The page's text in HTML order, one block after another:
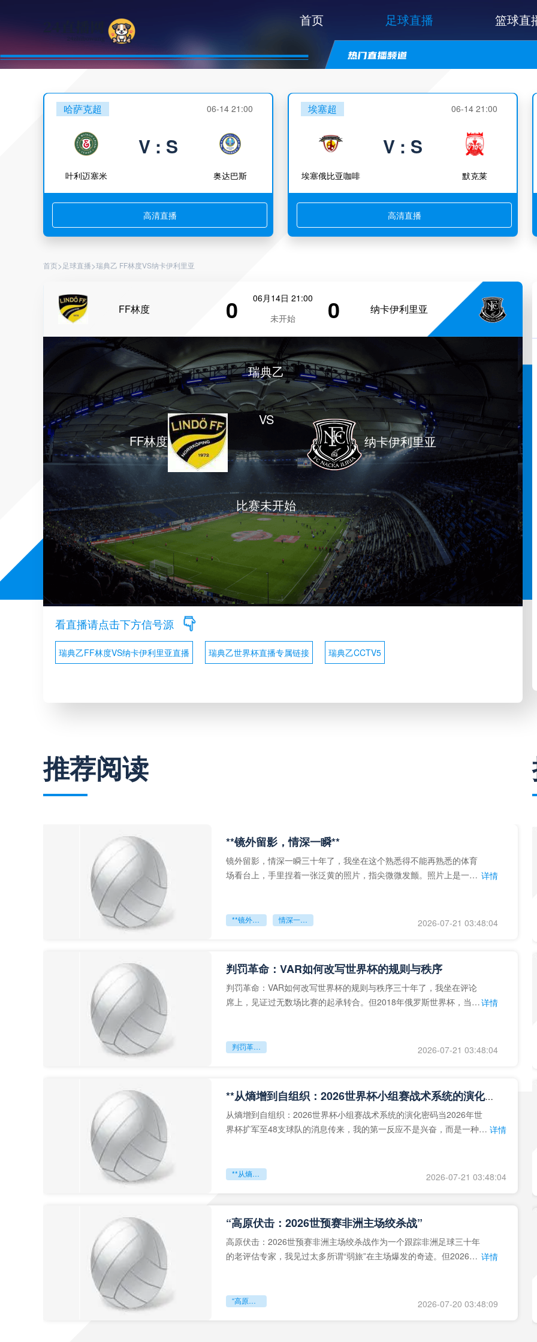
首页 足球直播 篮球直
哈萨克超 06-14 21:00
叶利迈塞米
V : S
奥达巴斯
高清直播
埃塞超 06-14 21:00
埃塞俄比亚咖啡
V : S
默克莱
高清直播
首页> 足球直播>瑞典乙 FF林度VS纳卡伊利里亚
FF林度 0
06月14日 21:00
未开始
0 纳卡伊利里亚
FF林度
瑞典乙
VS
比赛未开始
纳卡伊利里亚
看直播请点击下方信号源
瑞典乙FF林度VS纳卡伊利里亚直播 瑞典乙世界杯直播专属链接 瑞典乙CCTV5
推荐阅读
**镜外留影，情深一瞬**
镜外留影，情深一瞬三十年了，我坐在这个熟悉得不能再熟悉的体育
场看台上，手里捏着一张泛黄的照片，指尖微微发颤。照片上是一个 详情
**镜外留影 情深一瞬** 2026-07-21 03:48:04
判罚革命：VAR如何改写世界杯的规则与秩序
判罚革命：VAR如何改写世界杯的规则与秩序三十年了，我坐在评论
席上，见证过无数场比赛的起承转合。但2018年俄罗斯世界杯，当
详情
判罚革命：VAR如何改写世界杯的规则与秩序 2026-07-21 03:48:04
**从熵增到自组织：2026世界杯小组赛战术系统的演化密码**
从熵增到自组织：2026世界杯小组赛战术系统的演化密码当2026年世
界杯扩军至48支球队的消息传来，我的第一反应不是兴奋，而是一种深 详情
**从熵增到自组织：2026世界杯小组赛战术系统的演化密码** 2026-07-21 03:48:04
“高原伏击：2026世预赛非洲主场绞杀战”
高原伏击：2026世预赛非洲主场绞杀战作为一个跟踪非洲足球三十年
的老评估专家，我见过太多所谓“弱旅”在主场爆发的奇迹。但2026年 详情
“高原伏击：2026世预赛非洲主场绞杀战” 2026-07-20 03:48:09